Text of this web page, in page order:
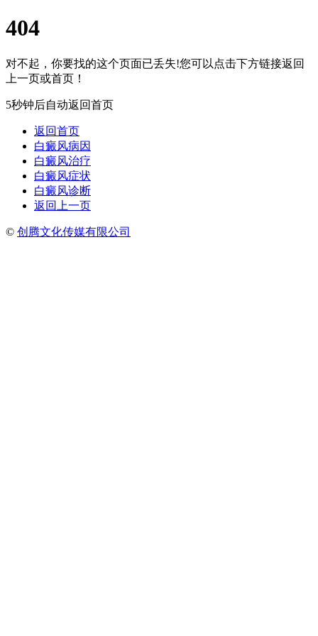
404
对不起，你要找的这个页面已丢失!您可以点击下方链接返回
上一页或首页！
5秒钟后自动返回首页
返回首页
白癜风病因
白癜风治疗
白癜风症状
白癜风诊断
返回上一页
© 创腾文化传媒有限公司